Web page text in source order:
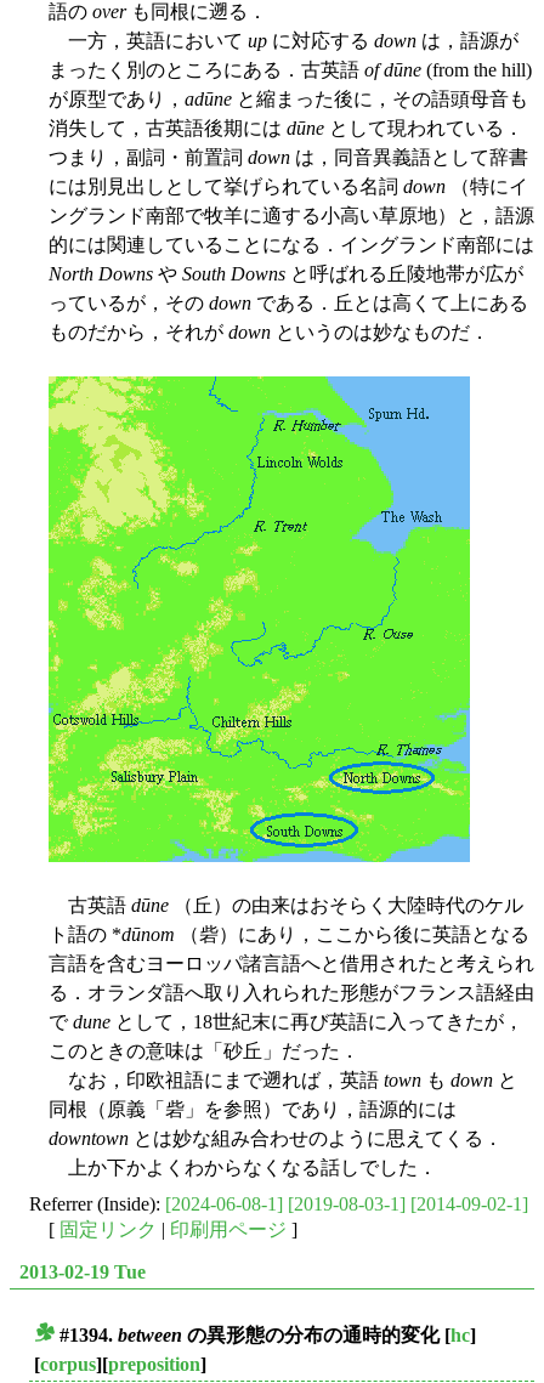
語の overも同根に遡る．
一方，英語において up に対応する down は，語源が
まったく別のところにある．古英語 of dūne (from the hill)
が原型であり， adūne と縮まった後に，その語頭母音も
消失して，古英語後期には dūne として現われている．
つまり，副詞・前置詞 down は，同音異義語として辞書
には別見出しとして挙げられている名詞 down （特にイ
ングランド南部で牧羊に適する小高い草原地）と，語源
的には関連していることになる．イングランド南部には
North Downs や South Downs と呼ばれる丘陵地帯が広が
っているが，その down である．丘とは高くて上にある
ものだから，それが down というのは妙なものだ．
古英語 dūne （丘）の由来はおそらく大陸時代のケル
ト語の *dūnom （砦）にあり，ここから後に英語となる
言語を含むヨーロッパ諸言語へと借用されたと考えられ
る．オランダ語へ取り入れられた形態がフランス語経由
でdune として，18世紀末に再び英語に入ってきたが，
このときの意味は「砂丘」だった．
なお，印欧祖語にまで遡れば，英語 town も down と
同根（原義「砦」を参照）であり，語源的には
downtown とは妙な組み合わせのように思えてくる．
上か下かよくわからなくなる話しでした．
Referrer (Inside): [2024-06-08-1] [2019-08-03-1] [2014-09-02-1]
[ 固定リンク 印刷用ページ ]
2013-02-19 Tue
#1394. between の異形態の分布の通時的変化[hc]
[corpus][preposition]